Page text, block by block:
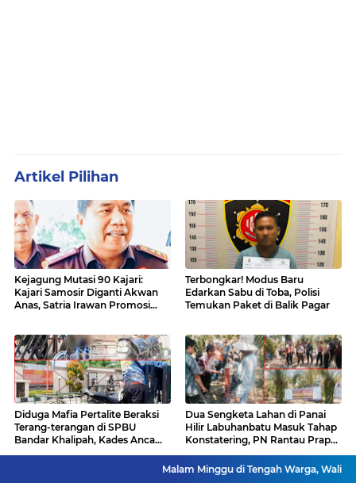
Artikel Pilihan
Kejagung Mutasi 90 Kajari:
Kajari Samosir Diganti Akwan
Anas, Satria Irawan Promosi
Terbongkar! Modus Baru
Edarkan Sabu di Toba, Polisi
Temukan Paket di Balik Pagar
Diduga Mafia Pertalite Beraksi
Terang-terangan di SPBU
Bandar Khalipah, Kades Ancam
Dua Sengketa Lahan di Panai
Hilir Labuhanbatu Masuk Tahap
Konstatering, PN Rantau Prapat
Keberatan
Malam Minggu di Tengah Warga, Walikota Rico Waas